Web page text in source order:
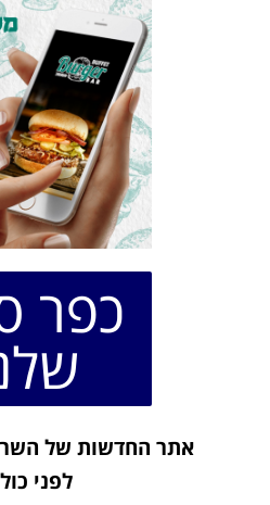
כפר
אתר החדשות של
לפני